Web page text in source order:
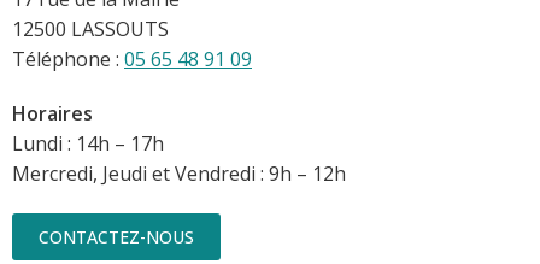
12500 LASSOUTS
Téléphone : 05 65 48 91 09
Horaires
Lundi : 14h – 17h
Mercredi, Jeudi et Vendredi : 9h – 12h
CONTACTEZ-NOUS